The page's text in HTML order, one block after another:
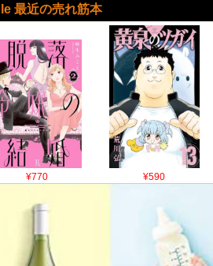
最近の売れ筋本
¥770 ¥590